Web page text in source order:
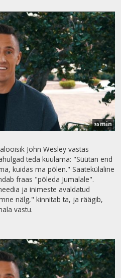
30min
John Wesley vastas
teda kuulama: "Süütan end
kuidas ma põlen." Saatekülaline
fraas "põleda Jumalale".
ja inimeste avaldatud
nälg," kinnitab ta, ja räägib,
vastu.